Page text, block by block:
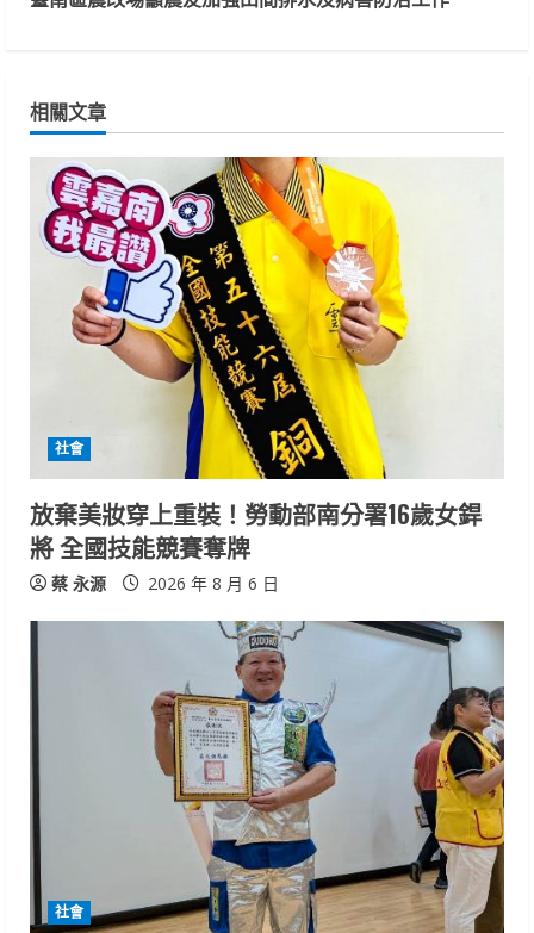
i
n
e
i
n
g
相關文章
社會
放棄美妝穿上重裝！勞動部南分署16歲女銲
將 全國技能競賽奪牌
蔡 永源 2026 年 8 月 6 日
社會